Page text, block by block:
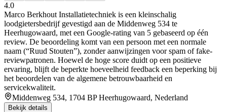
4.0
Marco Berkhout Installatietechniek is een kleinschalig
loodgietersbedrijf gevestigd aan de Middenweg 534 te
Heerhugowaard, met een Google-rating van 5 gebaseerd op één
review. De beoordeling komt van een persoon met een normale
naam (“Ruud Stouten”), zonder aanwijzingen voor spam of fake-
reviewpatronen. Hoewel de hoge score duidt op een positieve
ervaring, blijft de beperkte hoeveelheid feedback een beperking bij
het beoordelen van de algemene betrouwbaarheid en
servicekwaliteit.
Middenweg 534, 1704 BP Heerhugowaard, Nederland
Bekijk details